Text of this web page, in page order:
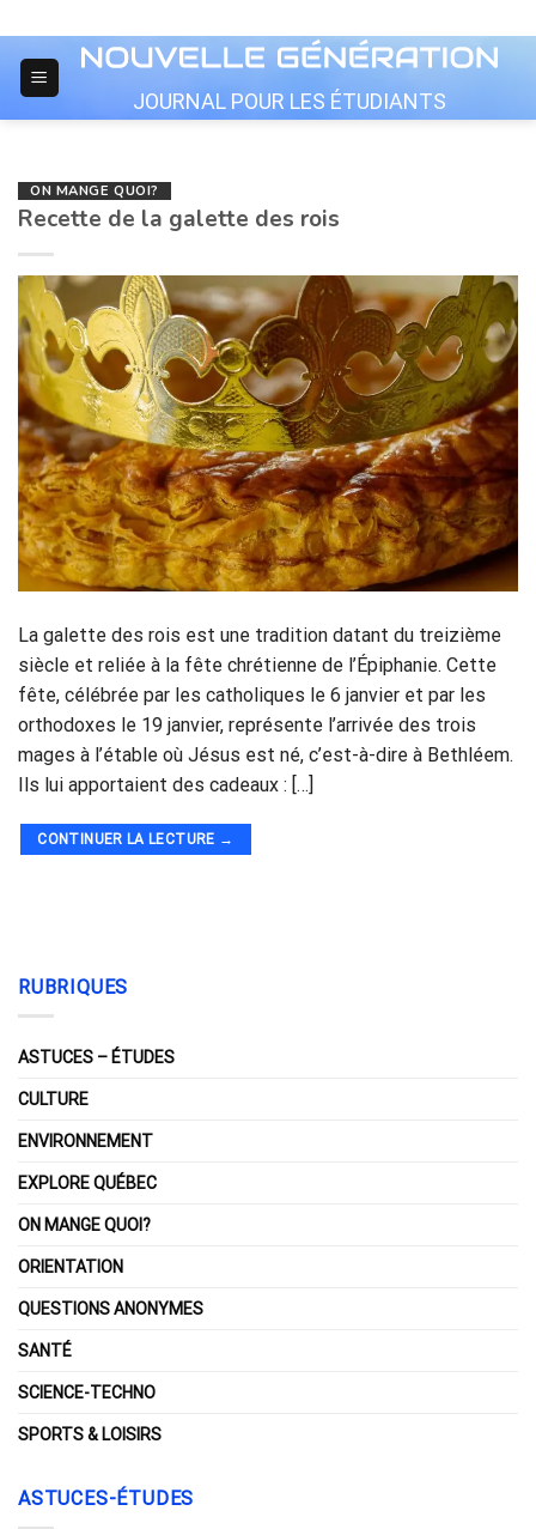
to
content
JOURNAL POUR LES ÉTUDIANTS
ON MANGE QUOI?
Recette de la galette des rois
La galette des rois est une tradition datant du treizième
siècle et reliée à la fête chrétienne de l’Épiphanie. Cette
fête, célébrée par les catholiques le 6 janvier et par les
orthodoxes le 19 janvier, représente l’arrivée des trois
mages à l’étable où Jésus est né, c’est-à-dire à Bethléem.
Ils lui apportaient des cadeaux : […]
CONTINUER LA LECTURE →
RUBRIQUES
ASTUCES – ÉTUDES
CULTURE
ENVIRONNEMENT
EXPLORE QUÉBEC
ON MANGE QUOI?
ORIENTATION
QUESTIONS ANONYMES
SANTÉ
SCIENCE-TECHNO
SPORTS & LOISIRS
ASTUCES-ÉTUDES